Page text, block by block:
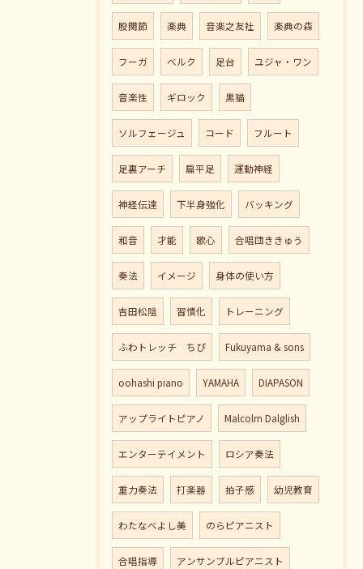
股関節 楽典 音楽之友社 楽典の森
フーガ ベルク 足台 ユジャ・ワン
音楽性 ギロック 黒猫
ソルフェージュ コード フルート
足裏アーチ 扁平足 運動神経
神経伝達 下半身強化 バッキング
和音 才能 歌心 合唱団ききゅう
奏法 イメージ 身体の使い方
吉田松陰 習慣化 トレーニング
ふわトレッチ ちぴ Fukuyama & sons
oohashi piano YAMAHA DIAPASON
アップライトピアノ Malcolm Dalglish
エンターテイメント ロシア奏法
重力奏法 打楽器 拍子感 幼児教育
わたなべよし美 のらピアニスト
合唱指導 アンサンブルピアニスト